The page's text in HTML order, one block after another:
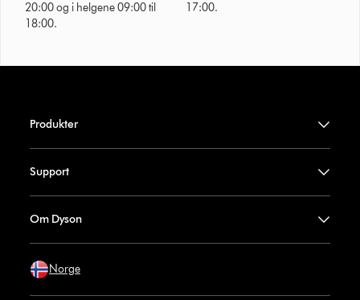
20:00 og i helgene 09:00 til
18:00.
17:00.
Produkter
Support
Om Dyson
Norge